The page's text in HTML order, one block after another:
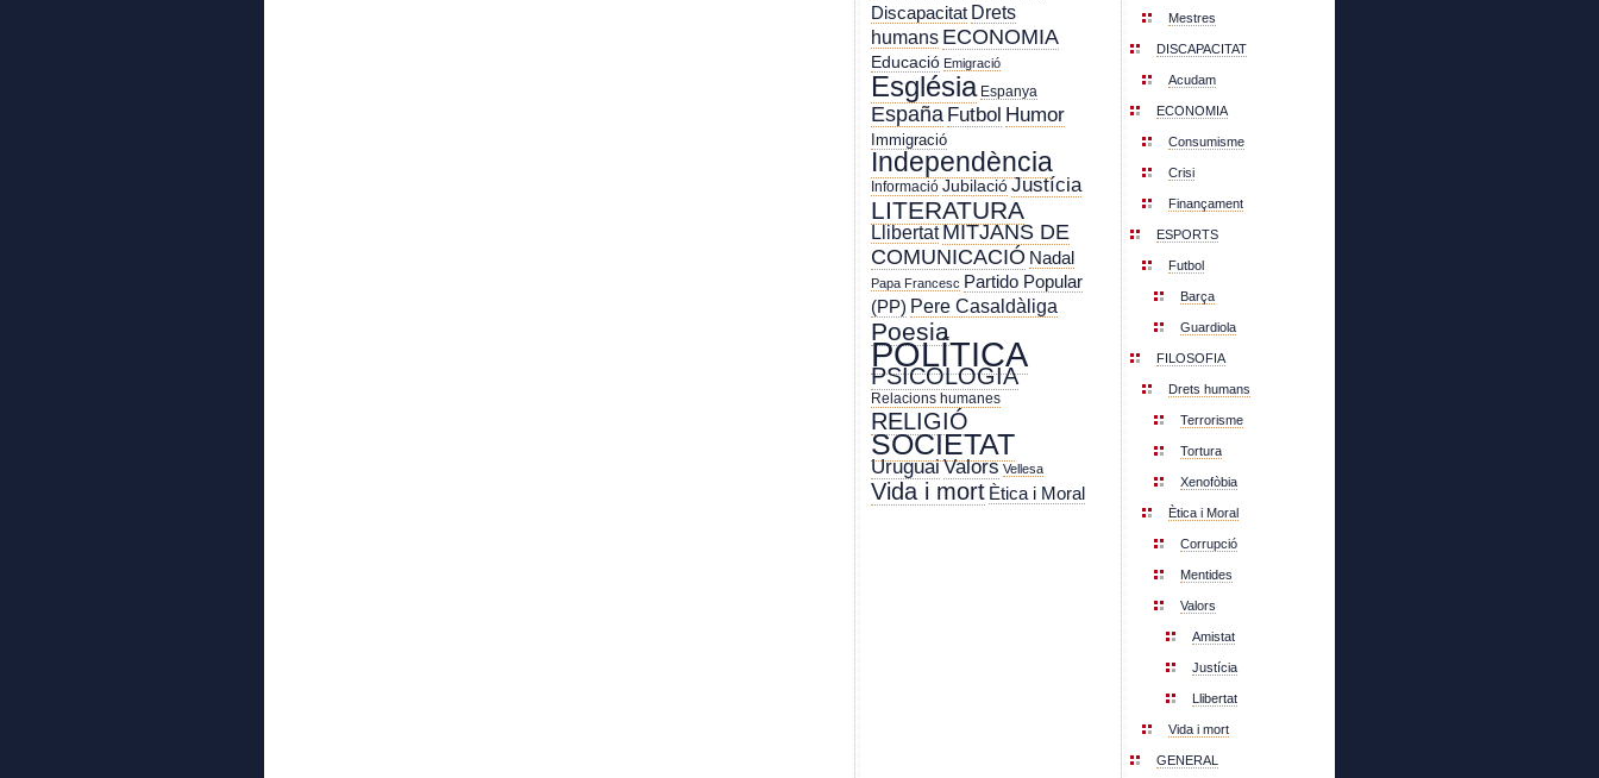
Discapacitat Drets
humans ECONOMIA
Educació Emigració
Església Espanya
España Futbol Humor
Immigració
Independència
Informació JubilacióJustícia
LITERATURA
LlibertatMITJANS DE
COMUNICACIÓ Nadal
Papa Francesc Partido Popular
(PP) Pere Casaldàliga
Poesia
POLÍTICA
PSICOLOGIA
Relacions humanes
RELIGIÓ
SOCIETAT
Uruguai Valors Vellesa
Vida i mort Ètica i Moral
Mestres
DISCAPACITAT
Acudam
ECONOMIA
Consumisme
Crisi
Finançament
ESPORTS
Futbol
Barça
Guardiola
FILOSOFIA
Drets humans
Terrorisme
Tortura
Xenofòbia
Ètica i Moral
Corrupció
Mentides
Valors
Amistat
Justícia
Llibertat
Vida i mort
GENERAL